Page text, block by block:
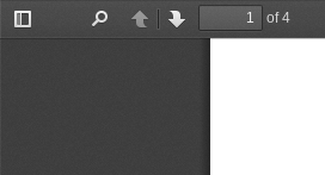
Toggle
PreviousNext
of 4